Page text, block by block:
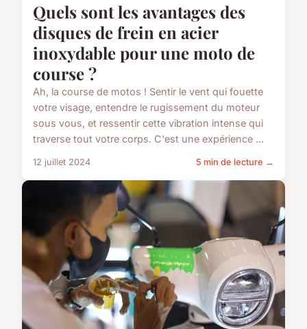
Quels sont les avantages des
disques de frein en acier
inoxydable pour une moto de
course ?
Ah, la course de motos ! Sentir le vent qui fouette
votre visage, entendre le rugissement du moteur
sous vous, et ressentir cette vibration intense qui
traverse tout votre corps. C'est une expérience ...
12 juillet 2024 5 min de lecture →